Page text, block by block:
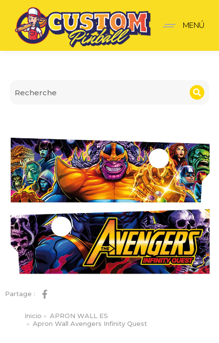
Apron Wall Avengers
MENÚ
Partage :
Estás aquí:
Inicio
APRON WALL ES
Apron Wall Avengers Infinity Quest